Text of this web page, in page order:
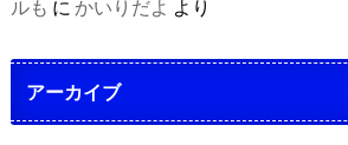
ルも に かいりだよ より
アーカイブ